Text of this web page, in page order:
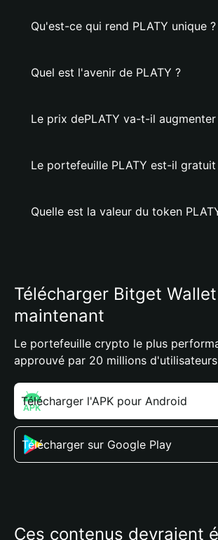
Qu'est-ce qui rend PLATY unique ?
Quel est l'avenir de PLATY ?
Le prix dePLATY va-t-il augmenter
Le portefeuille PLATY est-il gratuit
Quelle est la valeur du token
Télécharger Bitget Wallet
maintenant
Le portefeuille crypto le plus
approuvé par 20 millions
Télécharger l'APK pour Android
Télécharger sur Google Play
Ces contenus devraient